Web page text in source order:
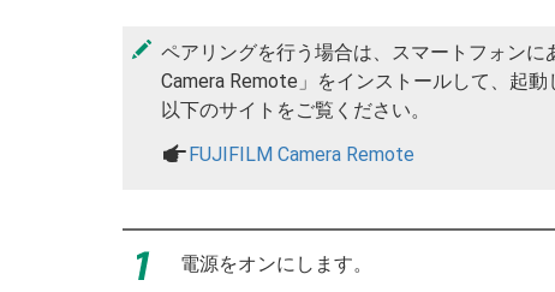
ペアリングを行う場合は、スマートフォン
Camera Remote」をインストールして、起
以下のサイトをご覧ください。
aFUJIFILM Camera Remote
電源をオンにします。